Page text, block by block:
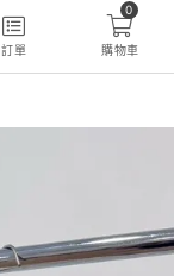
訂單
0
購物車